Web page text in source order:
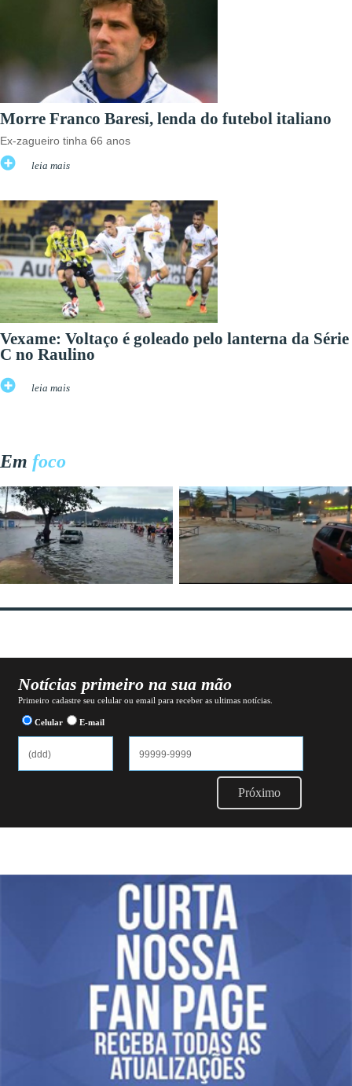
Morre Franco Baresi, lenda do futebol italiano
Ex-zagueiro tinha 66 anos
leia mais
Vexame: Voltaço é goleado pelo lanterna da Série
C no Raulino
leia mais
Em foco
Notícias primeiro na sua mão
Primeiro cadastre seu celular ou email para receber as ultimas notícias.
Celular E-mail
Próximo